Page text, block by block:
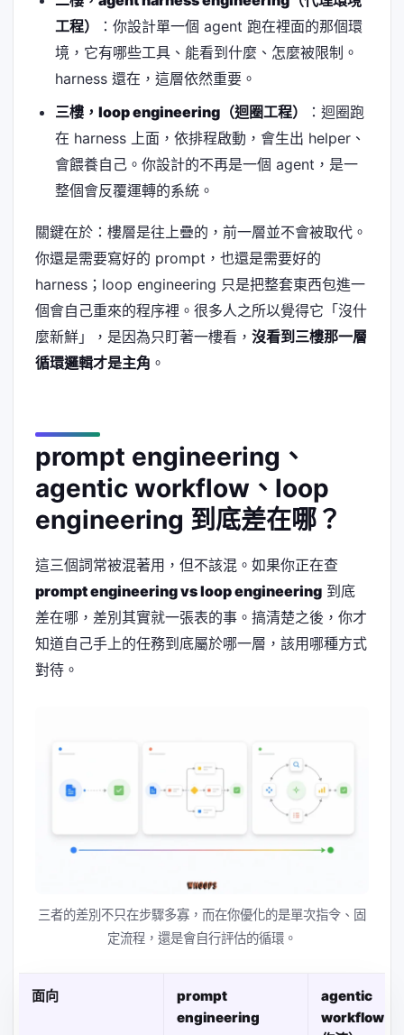
工程）
：你設計單一個 agent 跑在裡面的那個環
境，它有哪些工具、能看到什麼、怎麼被限制。
harness 還在，這層依然重要。
三樓，loop engineering（迴圈工程）
：迴圈跑
在 harness 上面，依排程啟動，會生出 helper、
會餵養自己。你設計的不再是一個 agent，是一
整個會反覆運轉的系統。
關鍵在於：樓層是往上疊的，前一層並不會被取代。
你還是需要寫好的 prompt，也還是需要好的
harness；loop engineering 只是把整套東西包進一
個會自己重來的程序裡。很多人之所以覺得它「沒什
麼新鮮」，是因為只盯著一樓看， 沒看到三樓那一層
循環邏輯才是主角 。
prompt engineering、
agentic workflow、loop
engineering 到底差在哪？
這三個詞常被混著用，但不該混。如果你正在查
prompt engineering vs loop engineering 到底
差在哪，差別其實就一張表的事。搞清楚之後，你才
知道自己手上的任務到底屬於哪一層，該用哪種方式
對待。
三者的差別不只在步驟多寡，而在你優化的是單次指令、固
定流程，還是會自行評估的循環。
面向
prompt
engineering
agentic
workflow（